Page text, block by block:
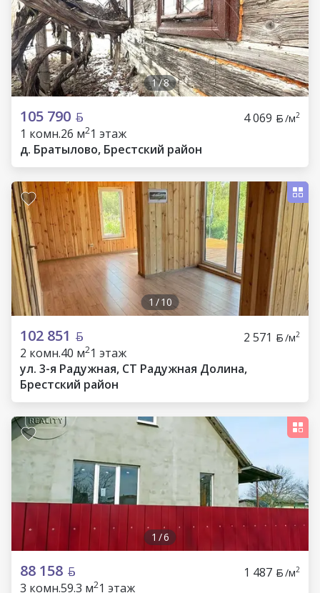
1/8
105 790 4 069 /м2
1 комн.26 м21 этаж
д. Братылово, Брестский район
1 /10
102 851 2 571 /м2
2 комн.40 м21 этаж
ул. 3-я Радужная, СТ Радужная Долина,
Брестский район
1 /6
88 158 1 487 /м2
3 комн.59.3 м21 этаж